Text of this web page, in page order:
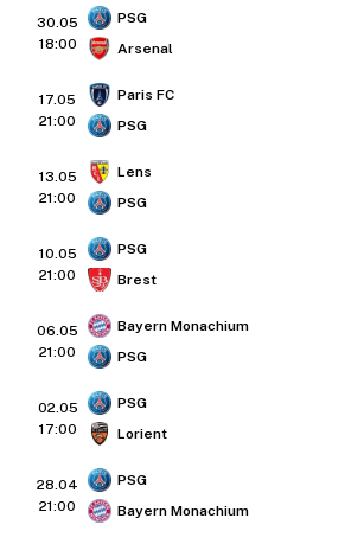
30.05
18:00
PSG
Arsenal
17.05
21:00
Paris FC
PSG
13.05
21:00
Lens
PSG
10.05
21:00
PSG
Brest
06.05
21:00
Bayern Monachium
PSG
02.05
17:00
PSG
Lorient
28.04
21:00
PSG
Bayern Monachium